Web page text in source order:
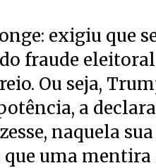
exigiu que
fraude
Ou seja,
a
naquela
que uma